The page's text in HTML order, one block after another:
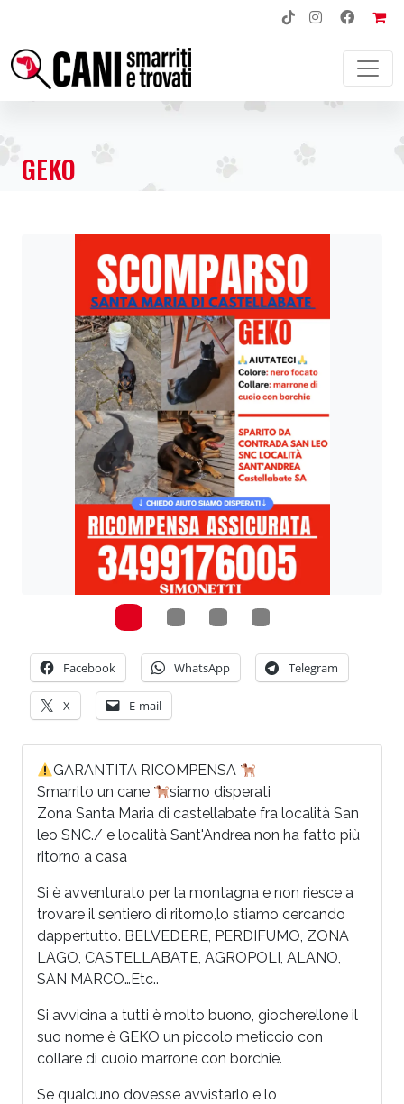
NAVIGAZIONE PRINCIPALE
GEKO
Facebook WhatsApp Telegram
X E-mail
GARANTITA RICOMPENSA
Smarrito un cane
siamo disperati
Zona Santa Maria di castellabate fra località San
leo SNC./ e località Sant'Andrea non ha fatto più
ritorno a casa
Si è avventurato per la montagna e non riesce a
trovare il sentiero di ritorno,lo stiamo cercando
dappertutto. BELVEDERE, PERDIFUMO, ZONA
LAGO, CASTELLABATE, AGROPOLI, ALANO,
SAN MARCO…Etc..
Si avvicina a tutti è molto buono, giocherellone il
suo nome è GEKO un piccolo meticcio con
collare di cuoio marrone con borchie.
Se qualcuno dovesse avvistarlo e lo